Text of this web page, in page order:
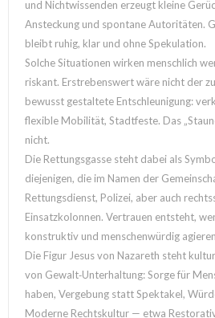
und Nichtwissenden erzeugt kleine
Ansteckung und spontane Autoritäten.
bleibt ruhig, klar und ohne Spekulation.
Solche Situationen wirken menschlich
riskant. Erstrebenswert wäre nicht der
bewusst gestaltete Entschleunigung:
flexible Mobilität, Stadtfeste. Das
nicht.
Die Rettungsgasse steht dabei als
diejenigen, die im Namen der
Rettungsdienst, Polizei, aber auch
Einsatzkolonnen. Vertrauen entsteht,
konstruktiv und menschenwürdig
Die Figur Jesus von Nazareth steht
von Gewalt‑Unterhaltung: Sorge für
haben, Vergebung statt Spektakel,
Moderne Rechtskultur — etwa